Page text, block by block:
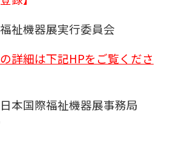
祉機器展実行委員会
詳細は下記HPをご覧くださ
本国際福祉機器展事務局